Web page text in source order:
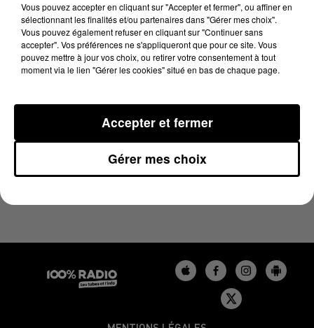
18 octobre 2024 - 4 min 10 sec
LES INFOS DU TARN DU 18/10/2024 À 08H30
Vous pouvez accepter en cliquant sur "Accepter et fermer", ou affiner en
sélectionnant les finalités et/ou partenaires dans "Gérer mes choix".
Vous pouvez également refuser en cliquant sur "Continuer sans
accepter". Vos préférences ne s'appliqueront que pour ce site. Vous
pouvez mettre à jour vos choix, ou retirer votre consentement à tout
moment via le lien "Gérer les cookies" situé en bas de chaque page.
Gérer mes choix
Accepter et fermer